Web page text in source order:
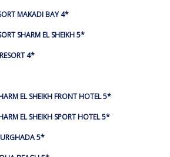
MAKADI BAY 4*
SHARM EL SHEIKH 5*
4*
EL SHEIKH FRONT HOTEL 5*
EL SHEIKH SPORT HOTEL 5*
5*